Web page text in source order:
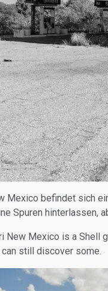
Mexico befindet sich
Spuren hinterlassen,
New Mexico is a Shell
still discover some.